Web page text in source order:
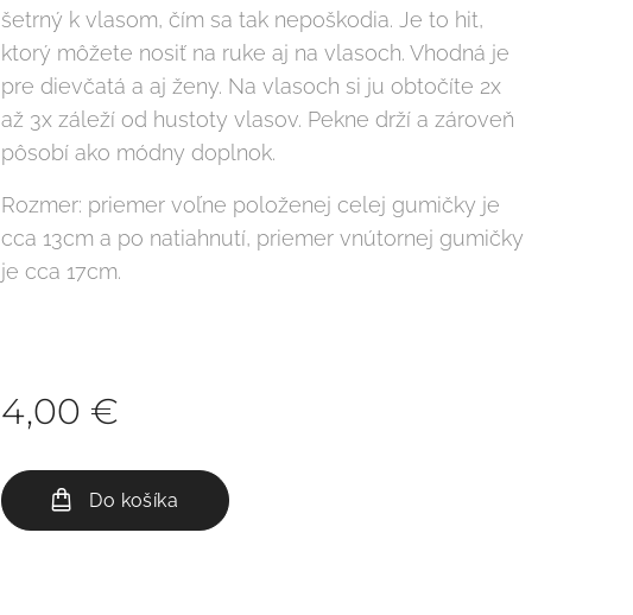
šetrný k vlasom, čím sa tak nepoškodia. Je to hit,
ktorý môžete nosiť na ruke aj na vlasoch. Vhodná je
pre dievčatá a aj ženy. Na vlasoch si ju obtočíte 2x
až 3x záleží od hustoty vlasov. Pekne drží a zároveň
pôsobí ako módny doplnok.
Rozmer: priemer voľne položenej celej gumičky je
cca 13cm a po natiahnutí, priemer vnútornej gumičky
je cca 17cm.
4,00 €
Do košíka